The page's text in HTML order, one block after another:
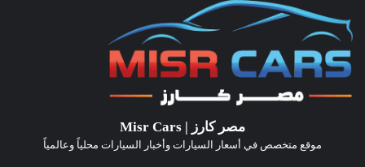
مصر كارز | Misr Cars
موقع متخصص في أسعار السيارات وأخبار السيارات محلياً وعالمياً